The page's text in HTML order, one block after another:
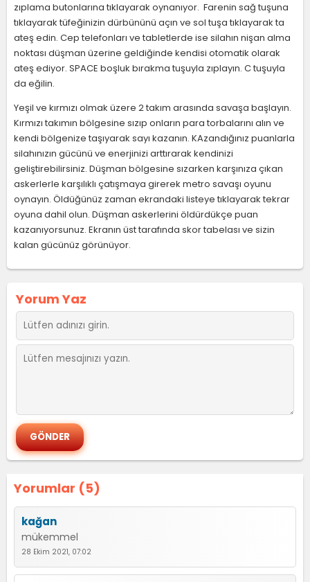
zıplama butonlarına tıklayarak oynanıyor. Farenin sağ tuşuna
tıklayarak tüfeğinizin dürbününü açın ve sol tuşa tıklayarak ta
ateş edin. Cep telefonları ve tabletlerde ise silahın nişan alma
noktası düşman üzerine geldiğinde kendisi otomatik olarak
ateş ediyor. SPACE boşluk bırakma tuşuyla zıplayın. C tuşuyla
da eğilin.
Yeşil ve kırmızı olmak üzere 2 takım arasında savaşa başlayın.
Kırmızı takımın bölgesine sızıp onların para torbalarını alın ve
kendi bölgenize taşıyarak sayı kazanın. KAzandığınız puanlarla
silahınızın gücünü ve enerjinizi arttırarak kendinizi
geliştirebilirsiniz. Düşman bölgesine sızarken karşınıza çıkan
askerlerle karşılıklı çatışmaya girerek metro savaşı oyunu
oynayın. Öldüğünüz zaman ekrandaki listeye tıklayarak tekrar
oyuna dahil olun. Düşman askerlerini öldürdükçe puan
kazanıyorsunuz. Ekranın üst tarafında skor tabelası ve sizin
kalan gücünüz görünüyor.
Yorumlar (5)
kağan
mükemmel
28 Ekim 2021, 07:02
Yorum Yaz